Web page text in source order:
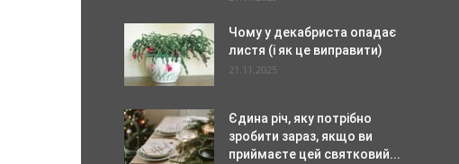
Чому у декабриста опадає
листя (і як це виправити)
21.11.2025
Єдина річ, яку потрібно
зробити зараз, якщо ви
приймаєте цей святковий...